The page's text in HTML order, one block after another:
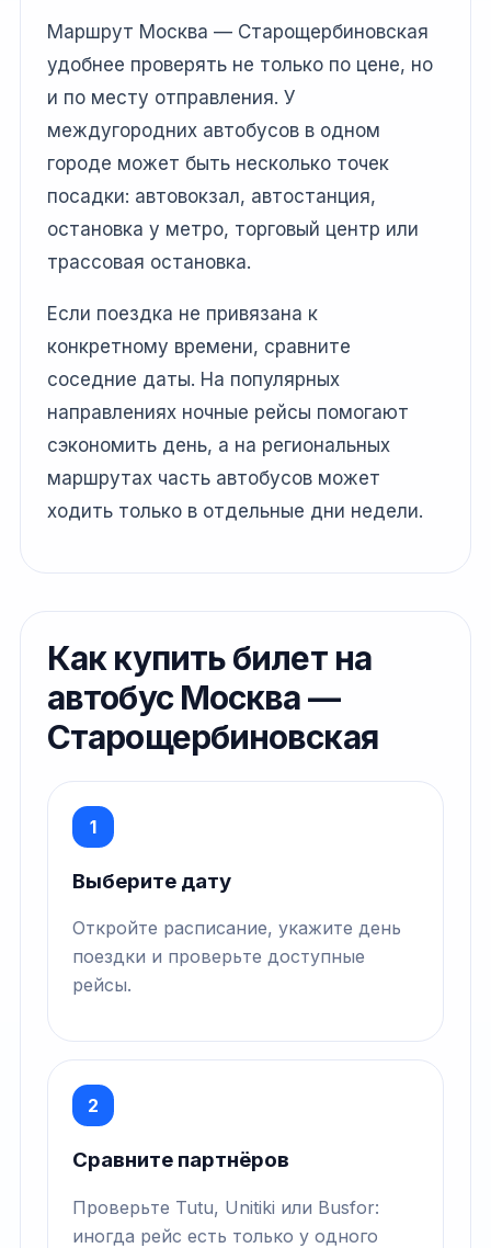
Маршрут Москва — Старощербиновская
удобнее проверять не только по цене, но
и по месту отправления. У
междугородних автобусов в одном
городе может быть несколько точек
посадки: автовокзал, автостанция,
остановка у метро, торговый центр или
трассовая остановка.
Если поездка не привязана к
конкретному времени, сравните
соседние даты. На популярных
направлениях ночные рейсы помогают
сэкономить день, а на региональных
маршрутах часть автобусов может
ходить только в отдельные дни недели.
Как купить билет на
автобус Москва —
Старощербиновская
1
Выберите дату
Откройте расписание, укажите день
поездки и проверьте доступные
рейсы.
2
Сравните партнёров
Проверьте Tutu, Unitiki или Busfor:
иногда рейс есть только у одного